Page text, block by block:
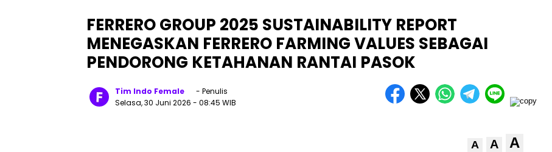
FERRERO GROUP 2025 SUSTAINABILITY REPORT
MENEGASKAN FERRERO FARMING VALUES SEBAGAI
PENDORONG KETAHANAN RANTAI PASOK
Tim Indo Female
- Penulis
Selasa, 30 Juni 2026 - 08:45 WIB
A A A